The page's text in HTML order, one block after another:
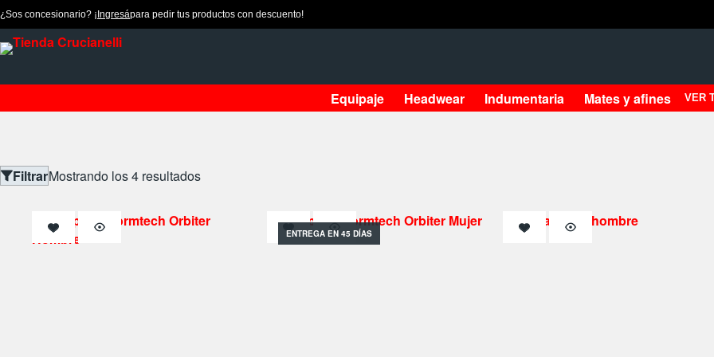
¿Sos concesionario? ¡ Ingresápara pedir tus productos con descuento!
Equipaje Headwear Indumentaria Mates y afines VER
FiltrarMostrando los 4 resultados
ENTREGA EN 45 DÍAS